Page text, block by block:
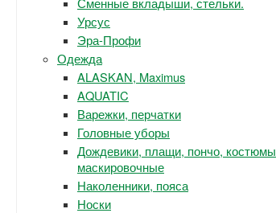
Урсус
Эра-Профи
Одежда
ALASKAN, Maximus
AQUATIC
Варежки, перчатки
Головные уборы
Дождевики, плащи, пончо, костюмы
маскировочные
Наколенники, пояса
Носки